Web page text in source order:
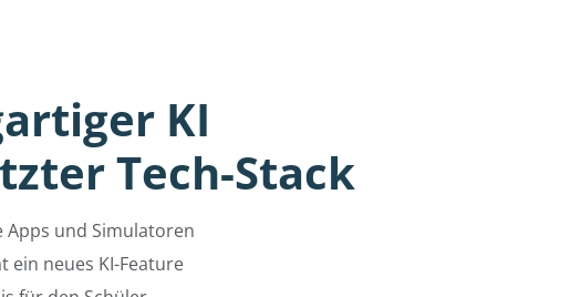
KI
Tech-Stack
Apps und Simulatoren
ein neues KI-Feature